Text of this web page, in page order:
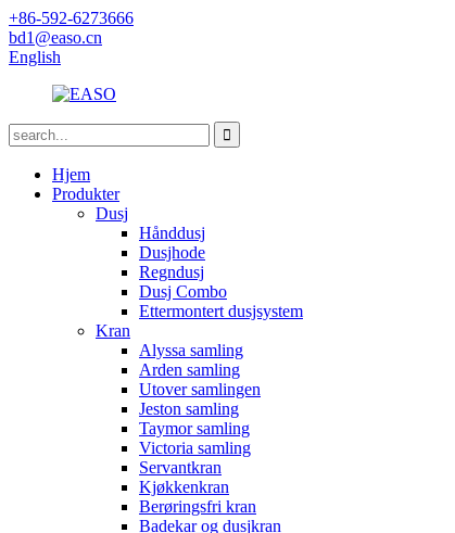
+86-592-6273666
bd1@easo.cn
English
Hjem
Produkter
Dusj
Hånddusj
Dusjhode
Regndusj
Dusj Combo
Ettermontert dusjsystem
Kran
Alyssa samling
Arden samling
Utover samlingen
Jeston samling
Taymor samling
Victoria samling
Servantkran
Kjøkkenkran
Berøringsfri kran
Badekar og dusjkran